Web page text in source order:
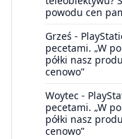
powodu cen
Grześ -
pecetami. „W
półki nasz
cenowo”
Woytec -
pecetami. „W
półki nasz
cenowo”